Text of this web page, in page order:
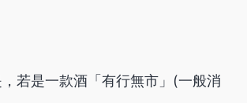
若是一款酒「有行無市」(一般消